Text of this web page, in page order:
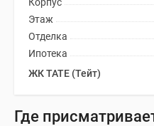
Этаж
Отделка
Ипотека
ЖК TATE (Тейт)
Где